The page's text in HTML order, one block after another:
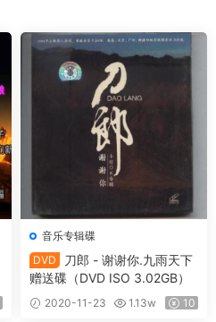
音乐专辑碟
DVD
刀郎 - 谢谢你.九雨天下
赠送碟（DVD ISO 3.02GB）
2020-11-23 1.13w 10